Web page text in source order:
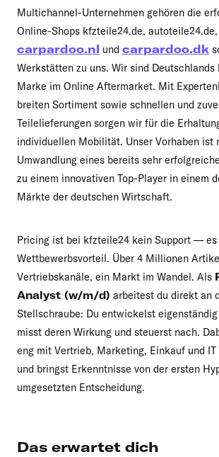
Multichannel-Unternehmen gehören die
Online-Shops kfzteile24.de,
carpardoo.nl und carpardoo.dk
Werkstätten zu uns. Wir sind Deutschlands
Marke im Online Aftermarket. Mit
breiten Sortiment sowie schnellen und
Teilelieferungen sorgen wir für die
individuellen Mobilität. Unser Vorhaben ist
Umwandlung eines bereits sehr
zu einem innovativen Top-Player in einem
Märkte der deutschen Wirtschaft.
Pricing ist bei kfzteile24 kein Support —
Wettbewerbsvorteil. Über 4 Millionen
Vertriebskanäle, ein Markt im Wandel. Als
Analyst (w/m/d) arbeitest du direkt an
Stellschraube: Du entwickelst
misst deren Wirkung und steuerst nach.
eng mit Vertrieb, Marketing, Einkauf und
und bringst Erkenntnisse von der ersten
umgesetzten Entscheidung.
Das erwartet dich